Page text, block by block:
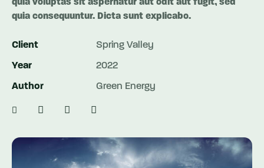
quia voluptas sit aspernatur aut odit aut fugit, sed
quia consequuntur. Dicta sunt explicabo.
Client Spring Valley
Year 2022
Author Green Energy